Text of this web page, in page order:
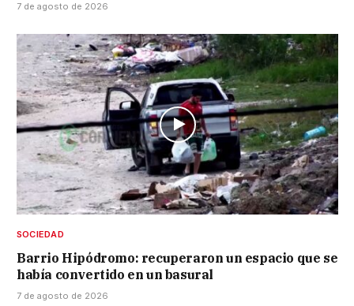
7 de agosto de 2026
SOCIEDAD
Barrio Hipódromo: recuperaron un espacio que se
había convertido en un basural
7 de agosto de 2026